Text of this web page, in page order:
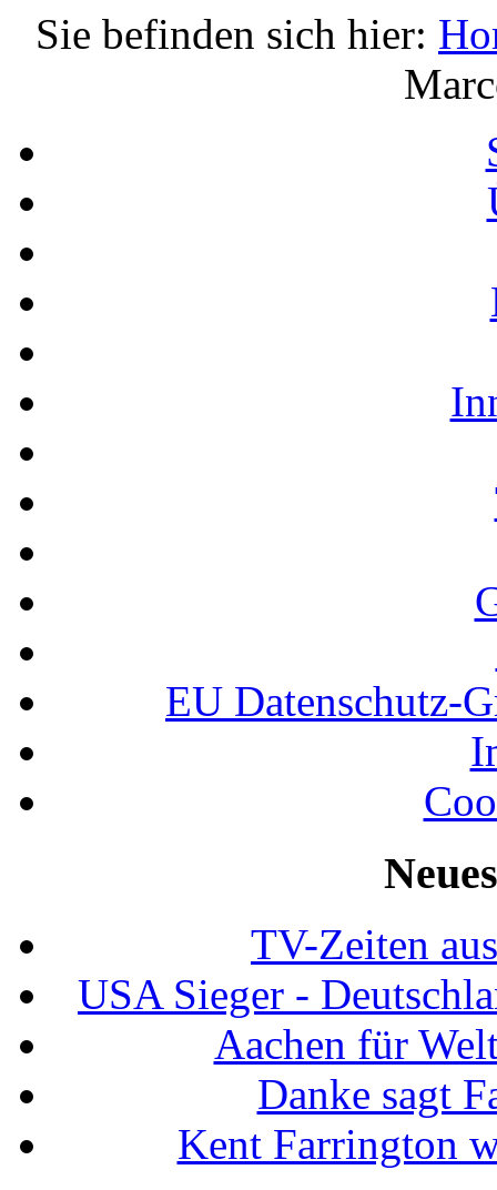
Sie befinden sich hier:
EU Datenschutz-
TV-Zeiten
USA Sieger -
Aachen für
Danke sagt
Kent Farrington